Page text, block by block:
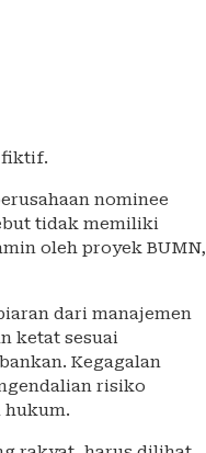
fiktif.
nominee
tidak memiliki
oleh proyek BUMN,
dari manajemen
ketat sesuai
Kegagalan
risiko
hukum.